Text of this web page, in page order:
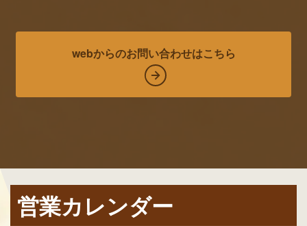
webからのお問い合わせはこちら
営業カレンダー